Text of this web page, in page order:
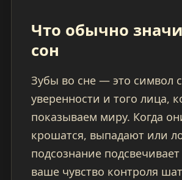
Что обычно
сон
Зубы во сне — это символ
уверенности и того лица,
показываем миру. Когда
крошатся, выпадают или
подсознание подсвечивает
ваше чувство контроля